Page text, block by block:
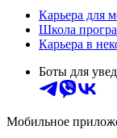
Карьера для
Школа
Карьера в
Боты для
Мобильное